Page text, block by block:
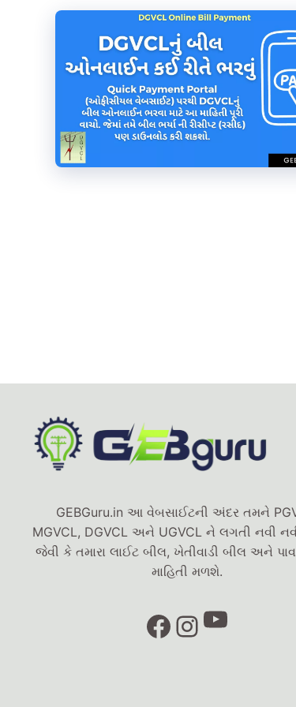
GEBGuru.in આ વેબસાઈટની અંદર તમને
MGVCL, DGVCL અને UGVCL ને લગતી નવી
જેવી કે તમારા લાઈટ બીલ, ખેતીવાડી બીલ અને
માહિતી મળશે.
Facebook
Instagram